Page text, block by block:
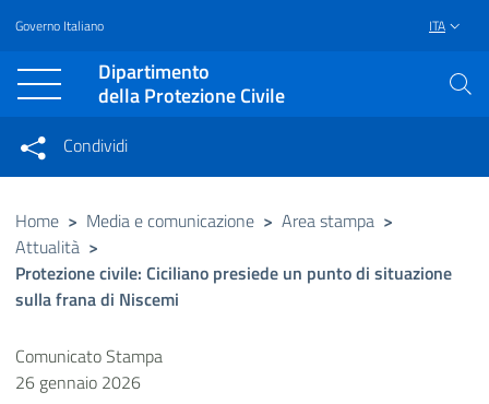
Vai al contenuto principale
Raggiungi il piè di pagina
Governo Italiano ITA
Dipartimento
della Protezione Civile
Condividi su Facebook
Condividi su Twitter
Condividi
Condividi sui social network
Home > Media e comunicazione > Area stampa >
Attualità >
Protezione civile: Ciciliano presiede un punto di situazione
sulla frana di Niscemi
Comunicato Stampa
26 gennaio 2026